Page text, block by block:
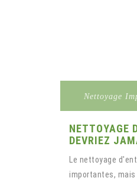
Nettoyage
NETTOYAGE
DEVRIEZ
Le nettoyage
importantes,